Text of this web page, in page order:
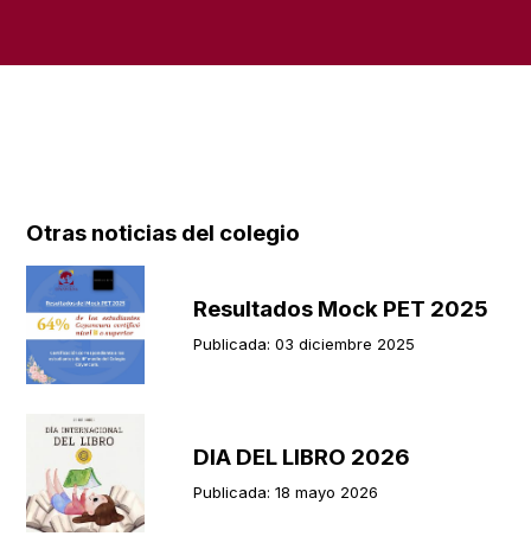
Otras noticias del colegio
Resultados Mock PET 2025
Publicada: 03 diciembre 2025
DIA DEL LIBRO 2026
Publicada: 18 mayo 2026